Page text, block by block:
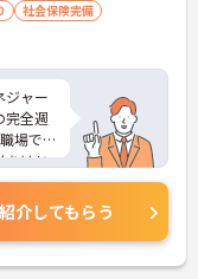
社会保険完備
ジャー
完全週
場で
をはじ
分の賞
がし
は面接
談くだ
紹介してもらう